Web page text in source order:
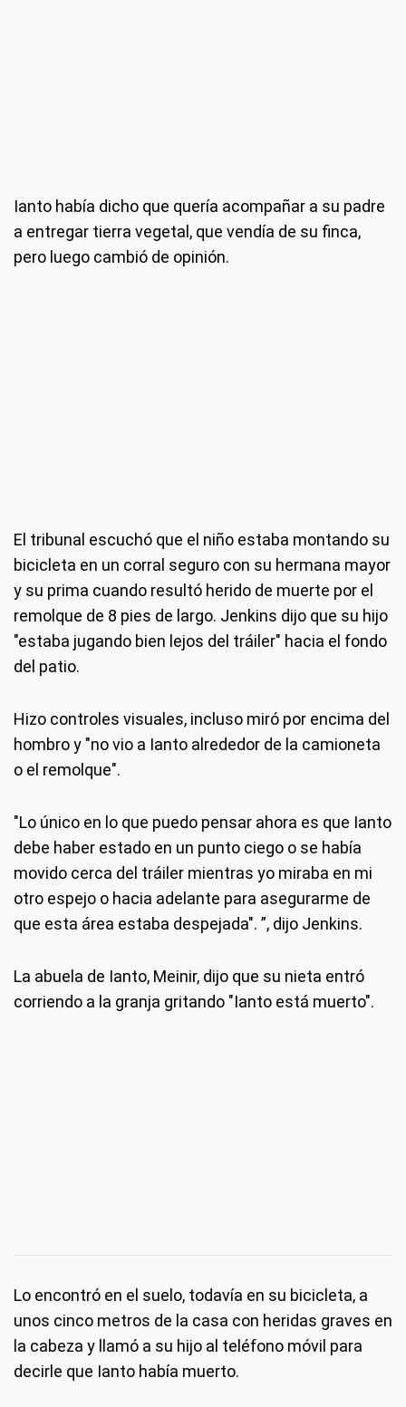
Ianto había dicho que quería acompañar a su padre
a entregar tierra vegetal, que vendía de su finca,
pero luego cambió de opinión.
El tribunal escuchó que el niño estaba montando su
bicicleta en un corral seguro con su hermana mayor
y su prima cuando resultó herido de muerte por el
remolque de 8 pies de largo. Jenkins dijo que su hijo
"estaba jugando bien lejos del tráiler" hacia el fondo
del patio.
Hizo controles visuales, incluso miró por encima del
hombro y "no vio a Ianto alrededor de la camioneta
o el remolque".
"Lo único en lo que puedo pensar ahora es que Ianto
debe haber estado en un punto ciego o se había
movido cerca del tráiler mientras yo miraba en mi
otro espejo o hacia adelante para asegurarme de
que esta área estaba despejada". ”, dijo Jenkins.
La abuela de Ianto, Meinir, dijo que su nieta entró
corriendo a la granja gritando "Ianto está muerto".
Lo encontró en el suelo, todavía en su bicicleta, a
unos cinco metros de la casa con heridas graves en
la cabeza y llamó a su hijo al teléfono móvil para
decirle que Ianto había muerto.